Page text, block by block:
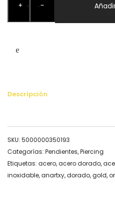
+ -Croissant
+ -
Descripción
SKU: 5000000350193
Categorías: Pendientes,Piercing
Etiquetas: acero,acero dorado,
inoxidable,anartxy,dorado,gold,